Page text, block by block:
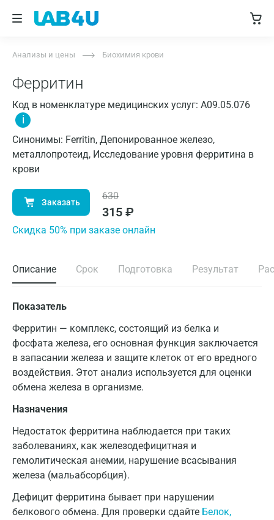
Анализы и цены Биохимия крови
Ферритин
Код в номенклатуре медицинских услуг: A09.05.076
i
Синонимы: Ferritin, Депонированное железо,
металлопротеид, Исследование уровня ферритина в
крови
Заказать
630
315 ₽
Cкидка 50% при заказе онлайн
Описание Срок Подготовка Результат
Показатель
Ферритин — комплекс, состоящий из белка и
фосфата железа, его основная функция заключается
в запасании железа и защите клеток от его вредного
воздействия. Этот анализ используется для оценки
обмена железа в организме.
Назначения
Недостаток ферритина наблюдается при таких
заболеваниях, как железодефицитная и
гемолитическая анемии, нарушение всасывания
железа (мальабсорбция).
Дефицит ферритина бывает при нарушении
белкового обмена. Для проверки сдайте Белок,